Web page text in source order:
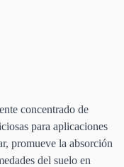
concentrado de
para aplicaciones
promueve la absorción
del suelo en